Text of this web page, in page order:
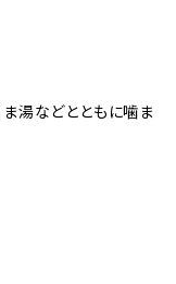
湯などとともに噛ま